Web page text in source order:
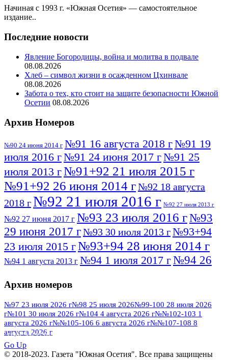
Начиная с 1993 г. «Южная Осетия» — самостоятельное
издание..
Последние новости
Явление Богородицы, война и молитва в подвале
08.08.2026
Хлеб – символ жизни в осажденном Цхинвале
08.08.2026
Забота о тех, кто стоит на защите безопасности Южной
Осетии 08.08.2026
Архив Номеров
№90 24 июня 2014 г №91 16 августа 2018 г№91 19
июля 2016 г№91 24 июня 2017 г№91 25
июля 2013 г№91+92 21 июля 2015 г
№91+92 26 июня 2014 г№92 18 августа
2018 г№92 21 июля 2016 г №92 27 июля 2013 г
№92 27 июня 2017 г №93 23 июля 2016 г№93
29 июня 2017 г№93 30 июля 2013 г№93+94
23 июля 2015 г№93+94 28 июня 2014 г
№94 1 августа 2013 г №94 1 июля 2017 г№94 26
№95 7 августа 2012 г
№95 28 июля 2016 г №95+96 3 августа
2013 г№96 6 июля 2017 г№96 9 августа
2012 г №96 28 июля 2015 г
№96+97 30 июля 2016 г
Архив номеров
№97 23 июля 2026 г№98 25 июля 2026№99-100 28 июля 2026
г№101 30 июля 2026 г№104 4 августа 2026 г№№102-103 1
августа 2026 г№№105-106 6 августа 2026 г№№107-108 8
августа 2026 г
ПОСМОТРЕТЬ ВСЕ
Go Up
© 2018-2023. Газета "Южная Осетия". Все права защищены